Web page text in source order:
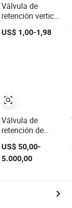
Válvula de
retención vertical
de bronce forjada
de alta calidad de
US$ 1,00-1,98
Válvula de
retención de
US$ 50,00-
5.000,00